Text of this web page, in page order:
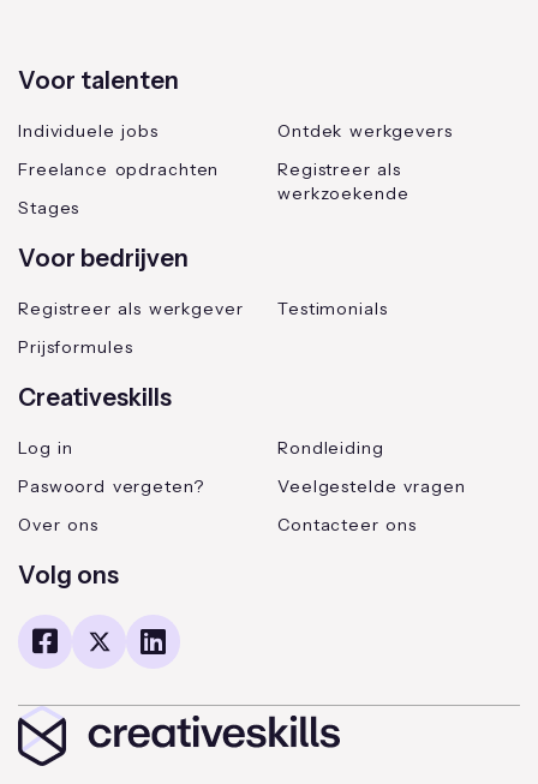
Voor talenten
Individuele jobs
Freelance opdrachten
Stages
Ontdek werkgevers
Registreer als
werkzoekende
Voor bedrijven
Registreer als werkgever
Prijsformules
Testimonials
Creativeskills
Log in
Paswoord vergeten?
Over ons
Rondleiding
Veelgestelde vragen
Contacteer ons
Volg ons